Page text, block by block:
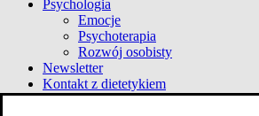
Psychologia
Emocje
Psychoterapia
Rozwój osobisty
Newsletter
Kontakt z dietetykiem